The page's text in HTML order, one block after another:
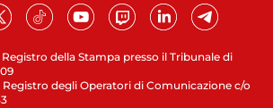
della Stampa presso il Tribunale di
degli Operatori di Comunicazione c/o